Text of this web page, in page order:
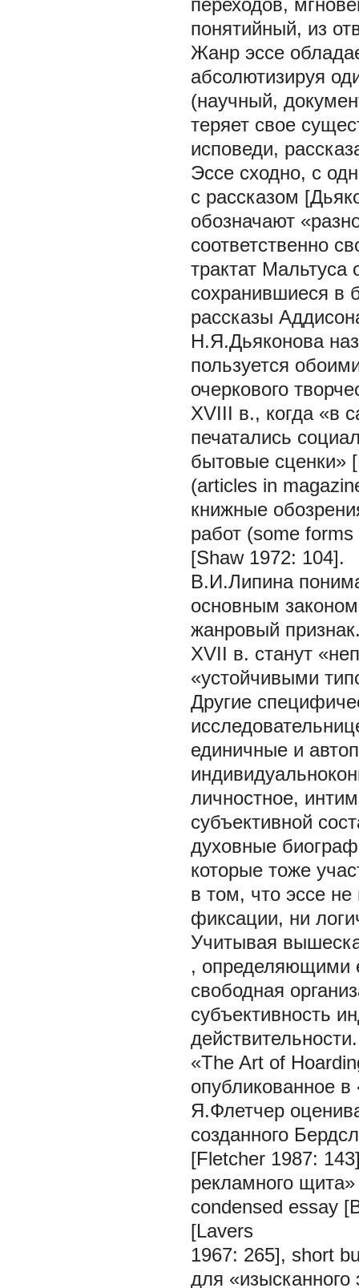
переходов,
понятийный, из
Жанр эссе
абсолютизируя
(научный,
теряет свое
исповеди,
Эссе сходно, с
с рассказом
обозначают
соответственно
трактат
сохранившиеся в
рассказы
Н.Я.Дьяконова
пользуется
очеркового
XVIII в., когда «в
печатались
бытовые сценки»
(articles in
книжные
работ (some
[Shaw 1972: 104].
В.И.Липина
основным
жанровый
XVII в. станут
«устойчивыми
Другие
единичные и
личностное,
субъективной
духовные
которые тоже
в том, что эссе
фиксации, ни
Учитывая
, определяющими
свободная
субъективность
действительности.
«The Art of
опубликованное
Я.Флетчер
созданного
[Fletcher 1987:
рекламного
condensed essay
[Lavers
1967: 265], short
для